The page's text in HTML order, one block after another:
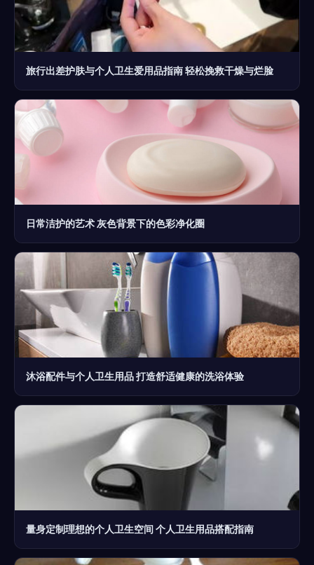
旅行出差护肤与个人卫生爱用品指南 轻松挽救干燥与烂脸
日常洁护的艺术 灰色背景下的色彩净化圈
沐浴配件与个人卫生用品 打造舒适健康的洗浴体验
量身定制理想的个人卫生空间 个人卫生用品搭配指南